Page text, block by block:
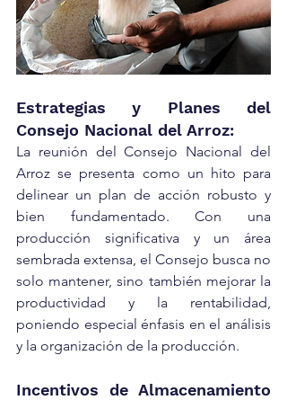
Estrategias y Planes del
Consejo Nacional del Arroz:
La reunión del Consejo Nacional del
Arroz se presenta como un hito para
delinear un plan de acción robusto y
bien fundamentado. Con una
producción significativa y un área
sembrada extensa, el Consejo busca no
solo mantener, sino también mejorar la
productividad y la rentabilidad,
poniendo especial énfasis en el análisis
y la organización de la producción.
Incentivos de Almacenamiento